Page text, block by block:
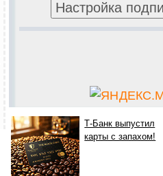
Т-Банк выпустил
карты с запахом!